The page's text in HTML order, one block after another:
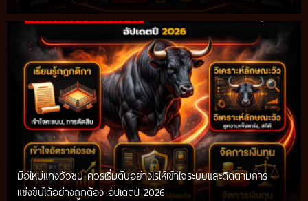
มือใหม่แทงวัวชน ควรเริ่มต้นอย่างไรให้เข้าใจระบบและติดตามการ
แข่งขันได้อย่างถูกต้อง อัปเดตปี 2026